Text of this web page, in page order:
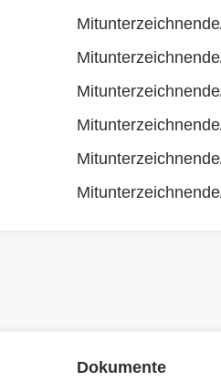
Dokumente